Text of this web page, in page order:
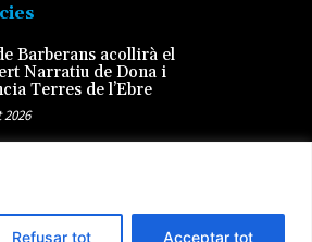
Refusar tot Acceptar tot
Barberans acollirà el
Narratiu de Dona i
Terres de l’Ebre